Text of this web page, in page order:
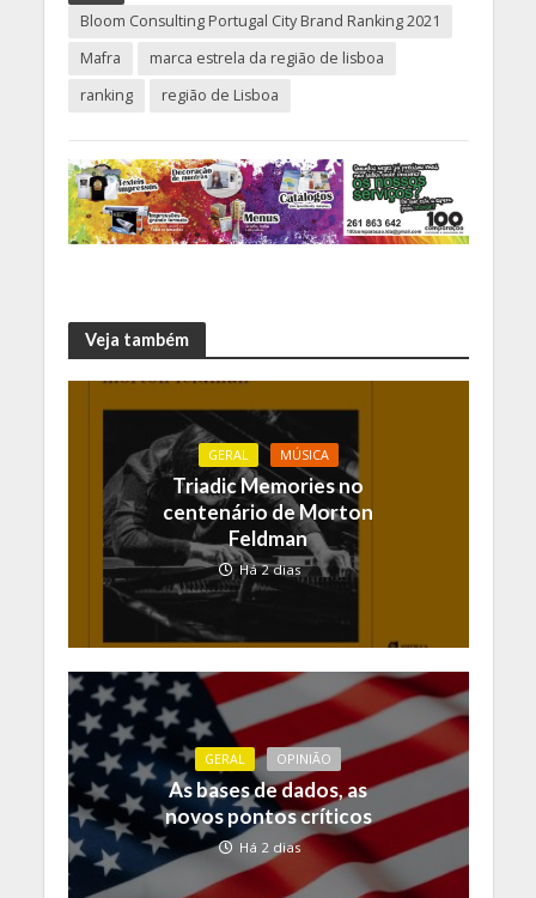
Bloom Consulting Portugal City Brand Ranking 2021
Mafra
marca estrela da região de lisboa
ranking
região de Lisboa
Veja também
GERAL MÚSICA
Triadic Memories no
centenário de Morton
Feldman
Há 2 dias
GERAL OPINIÃO
As bases de dados, as
novos pontos críticos
Há 2 dias